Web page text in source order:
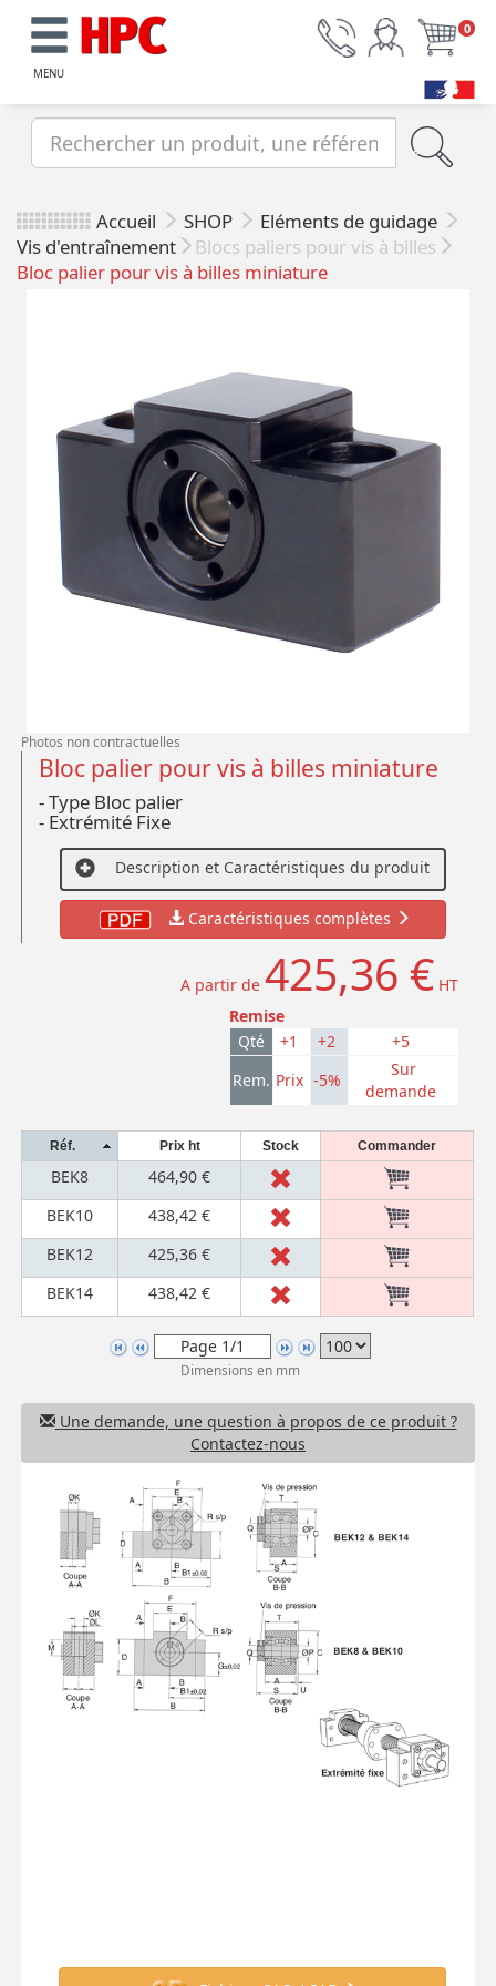
MENU
0
Accueil SHOP
Eléments de guidage
Vis d'entraînement
Blocs paliers pour vis à billes
Bloc palier pour vis à billes miniature
Photos non contractuelles
Bloc palier pour vis à billes miniature
- Type Bloc palier
- Extrémité Fixe
Description et Caractéristiques du produit
Caractéristiques complètes
A partir de 425,36 € HT
Remise
Qté
+1 +2
+5
Rem. Prix -5%
Sur
demande
Réf. Prix ht Stock Commander
BEK8
464,90 €
BEK10
438,42 €
BEK12
425,36 €
BEK14
438,42 €
Dimensions en mm
Une demande, une question à propos de ce produit ?
Contactez-nous